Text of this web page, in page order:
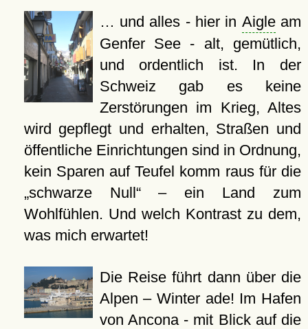
… und alles - hier in Aigleam
Genfer See - alt, gemütlich,
und ordentlich ist. In der
Schweiz gab es keine
Zerstörungen im Krieg, Altes
wird gepflegt und erhalten, Straßen und
öffentliche Einrichtungen sind in Ordnung,
kein Sparen auf Teufel komm raus für die
„schwarze Null“ – ein Land zum
Wohlfühlen. Und welch Kontrast zu dem,
was mich erwartet!
Die Reise führt dann über die
Alpen – Winter ade! Im Hafen
von Ancona - mit Blick auf die